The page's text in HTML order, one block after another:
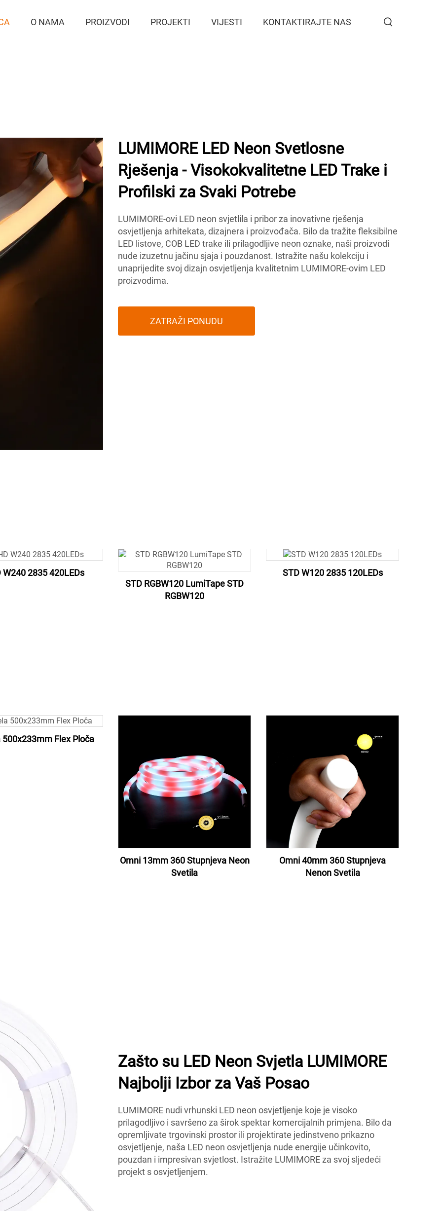
O NAMA PROIZVODI PROJEKTI VIJESTI KONTAKTIRAJTE NAS
LUMIMORE LED Neon Svetlosne
Rješenja - Visokokvalitetne LED Trake i
Profilski za Svaki Potrebe
LUMIMORE-ovi LED neon svjetlila i pribor za inovativne rješenja
osvjetljenja arhitekata, dizajnera i proizvođača. Bilo da tražite fleksibilne
LED listove, COB LED trake ili prilagodljive neon oznake, naši proizvodi
nude izuzetnu jačinu sjaja i pouzdanost. Istražite našu kolekciju i
unaprijedite svoj dizajn osvjetljenja kvalitetnim LUMIMORE-ovim LED
proizvodima.
ZATRAŽI PONUDU
W240 2835 420LEDs
STD RGBW120 LumiTape STD
RGBW120
STD W120 2835 120LEDs
500x233mm Flex Ploča
Omni 13mm 360 Stupnjeva Neon
Svetila
Omni 40mm 360 Stupnjeva
Nenon Svetila
Zašto su LED Neon Svjetla LUMIMORE
Najbolji Izbor za Vaš Posao
LUMIMORE nudi vrhunski LED neon osvjetljenje koje je visoko
prilagodljivo i savršeno za širok spektar komercijalnih primjena. Bilo da
opremljivate trgovinski prostor ili projektirate jedinstveno prikazno
osvjetljenje, naša LED neon osvjetljenja nude energije učinkovito,
pouzdan i impresivan svjetlost. Istražite LUMIMORE za svoj sljedeći
projekt s osvjetljenjem.